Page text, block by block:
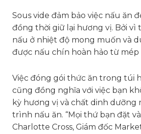
Sous vide đảm bảo việc nấu ăn
đồng thời giữ lại hương vị. Bởi vì
nấu ở nhiệt độ mong muốn và
được nấu chín hoàn hảo từ mép
Việc đóng gói thức ăn trong túi
cũng đồng nghĩa với việc bạn
kỳ hương vị và chất dinh dưỡng
trình nấu ăn. “Mọi thứ bạn đặt
Charlotte Cross, Giám đốc